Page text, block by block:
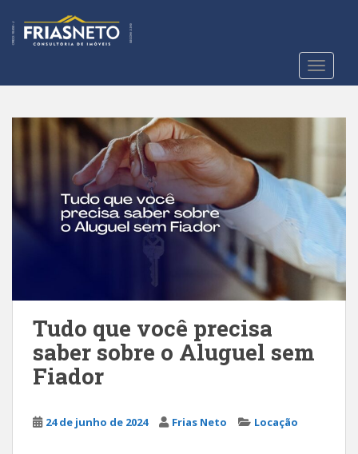
t
Tudo que você precisa
saber sobre o Aluguel sem
Fiador
24 de junho de 2024 Frias Neto Locação